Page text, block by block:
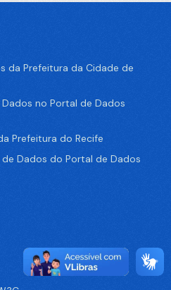
da Prefeitura da Cidade de
no Portal de Dados
Prefeitura do Recife
Dados do Portal de Dados